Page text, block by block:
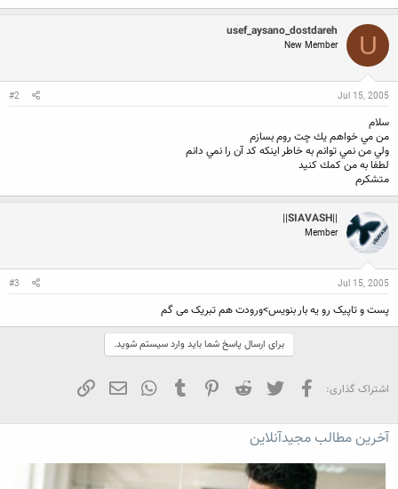
U
usef_aysano_dostdareh
New Member
Jul 15, 2005
#2
سلام
من مي خواهم يك چت روم بسازم
ولي من نمي توانم به خاطر اينكه كد آن را نمي دانم
لطفا به من كمك كنيد
متشكرم
||SIAVASH||
Member
Jul 15, 2005
#3
پست و تاپیک رو یه بار بنویس>ورودت هم تبریک می گم
برای ارسال پاسخ شما باید وارد سیستم شوید.
اشتراک گذاری: فیسبوک تویتر Reddit
Pinterest
Tumblr
WhatsApp
ایمیل
آخرین مطالب مجیدآنلاین